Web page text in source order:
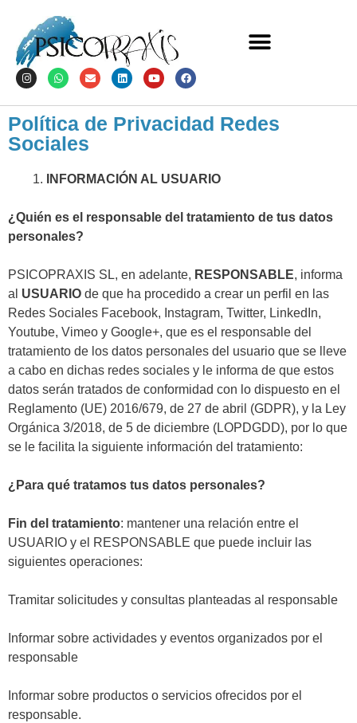
Política de Privacidad Redes
Sociales
INFORMACIÓN AL USUARIO
¿Quién es el responsable del tratamiento de tus datos
personales?
PSICOPRAXIS SL, en adelante, RESPONSABLE, informa
al USUARIO de que ha procedido a crear un perfil en las
Redes Sociales Facebook, Instagram, Twitter, LinkedIn,
Youtube, Vimeo y Google+, que es el responsable del
tratamiento de los datos personales del usuario que se lleve
a cabo en dichas redes sociales y le informa de que estos
datos serán tratados de conformidad con lo dispuesto en el
Reglamento (UE) 2016/679, de 27 de abril (GDPR), y la Ley
Orgánica 3/2018, de 5 de diciembre (LOPDGDD), por lo que
se le facilita la siguiente información del tratamiento:
¿Para qué tratamos tus datos personales?
Fin del tratamiento: mantener una relación entre el
USUARIO y el RESPONSABLE que puede incluir las
siguientes operaciones:
Tramitar solicitudes y consultas planteadas al responsable
Informar sobre actividades y eventos organizados por el
responsable
Informar sobre productos o servicios ofrecidos por el
responsable.